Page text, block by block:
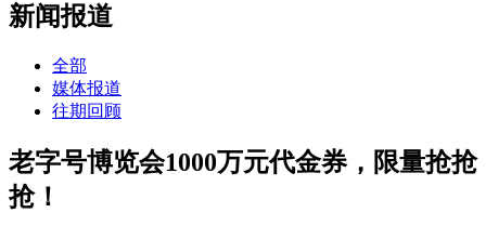
新闻报道
全部
媒体报道
往期回顾
老字号博览会1000万元代金券，限量抢抢
抢！